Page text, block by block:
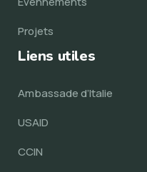
Projets
Liens utiles
Ambassade d’Italie
USAID
CCIN